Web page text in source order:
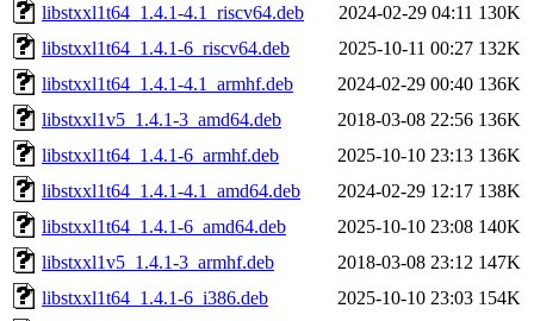
libstxxl1t64_1.4.1-4.1_riscv64.deb
2024-02-29 04:11 130K
libstxxl1t64_1.4.1-6_riscv64.deb
2025-10-11 00:27 132K
libstxxl1t64_1.4.1-4.1_armhf.deb
2024-02-29 00:40 136K
libstxxl1v5_1.4.1-3_amd64.deb
2018-03-08 22:56 136K
libstxxl1t64_1.4.1-6_armhf.deb
2025-10-10 23:13 136K
libstxxl1t64_1.4.1-4.1_amd64.deb
2024-02-29 12:17 138K
libstxxl1t64_1.4.1-6_amd64.deb
2025-10-10 23:08 140K
libstxxl1v5_1.4.1-3_armhf.deb
2018-03-08 23:12 147K
libstxxl1t64_1.4.1-6_i386.deb
2025-10-10 23:03 154K